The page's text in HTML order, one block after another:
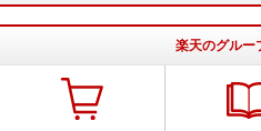
楽天のグルー